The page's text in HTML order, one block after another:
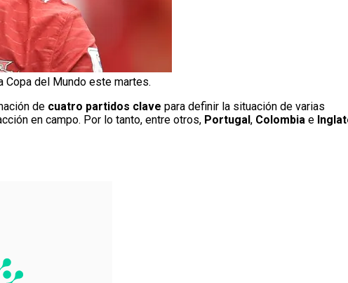
Copa del Mundo este martes.
de cuatro partidos clave para definir la situación de varias
en campo. Por lo tanto, entre otros, Portugal , Colombia e